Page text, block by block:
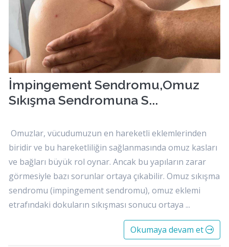
İmpingement Sendromu,Omuz
Sıkışma Sendromuna S...
Omuzlar, vücudumuzun en hareketli eklemlerinden
biridir ve bu hareketliliğin sağlanmasında omuz kasları
ve bağları büyük rol oynar. Ancak bu yapıların zarar
görmesiyle bazı sorunlar ortaya çıkabilir. Omuz sıkışma
sendromu (impingement sendromu), omuz eklemi
etrafındaki dokuların sıkışması sonucu ortaya ...
Okumaya devam et